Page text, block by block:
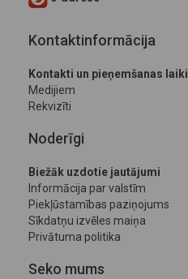
Kontaktinformācija
Kontakti un pieņemšanas laiki
Medijiem
Rekvizīti
Noderīgi
Biežāk uzdotie jautājumi
Informācija par valstīm
Piekļūstamības paziņojums
Sīkdatņu izvēles maiņa
Privātuma politika
Seko mums